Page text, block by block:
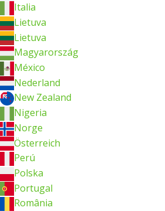
Italia
Lietuva
Lietuva
Magyarország
México
Nederland
New Zealand
Nigeria
Norge
Österreich
Perú
Polska
Portugal
România